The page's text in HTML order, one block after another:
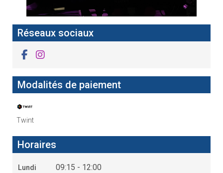
Réseaux sociaux
Modalités de paiement
Twint
Horaires
Lundi
09:15 - 12:00